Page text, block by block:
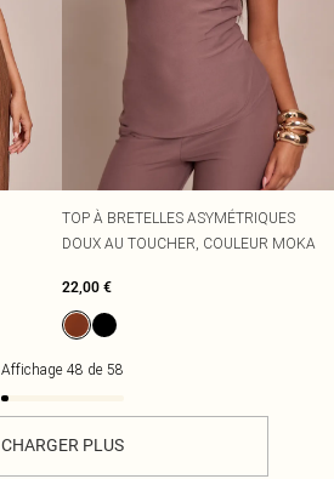
TOP À BRETELLES ASYMÉTRIQUES
DOUX AU TOUCHER, COULEUR MOKA
22,00 €
Affichage 48 de 58
CHARGER PLUS